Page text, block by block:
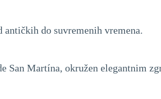
do suvremenih vremena.
San Martína, okružen elegantnim